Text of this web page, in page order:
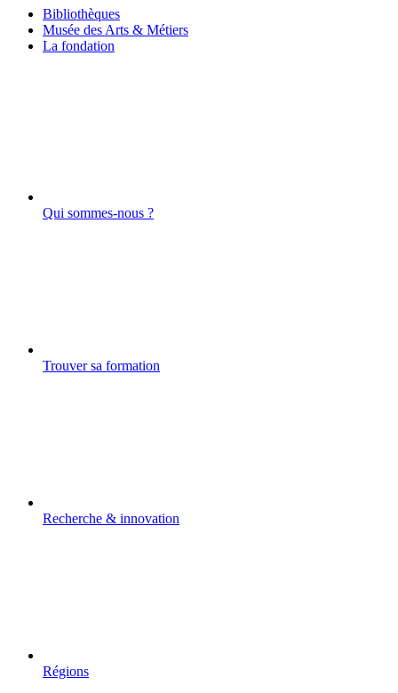
Bibliothèques
Musée des Arts & Métiers
La fondation
Qui sommes-nous ?
Trouver sa formation
Recherche & innovation
Régions